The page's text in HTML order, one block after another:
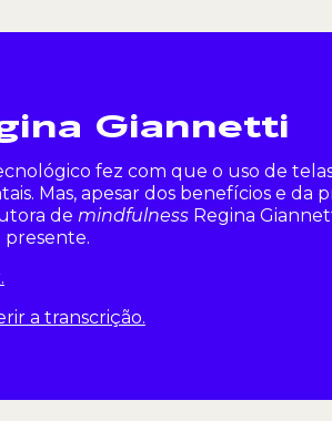
Giannetti
fez com que o uso de
Mas, apesar dos benefícios e
de mindfulnessRegina
a transcrição.